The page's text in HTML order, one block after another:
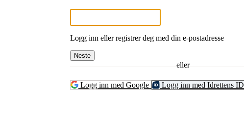
Logg inn eller registrer deg med din e-postadresse
Neste
eller
Logg inn med Google Logg inn med Idrettens ID